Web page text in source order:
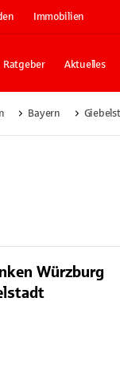
Immobilien
Ratgeber Aktuelles
Bayern
Würzburg